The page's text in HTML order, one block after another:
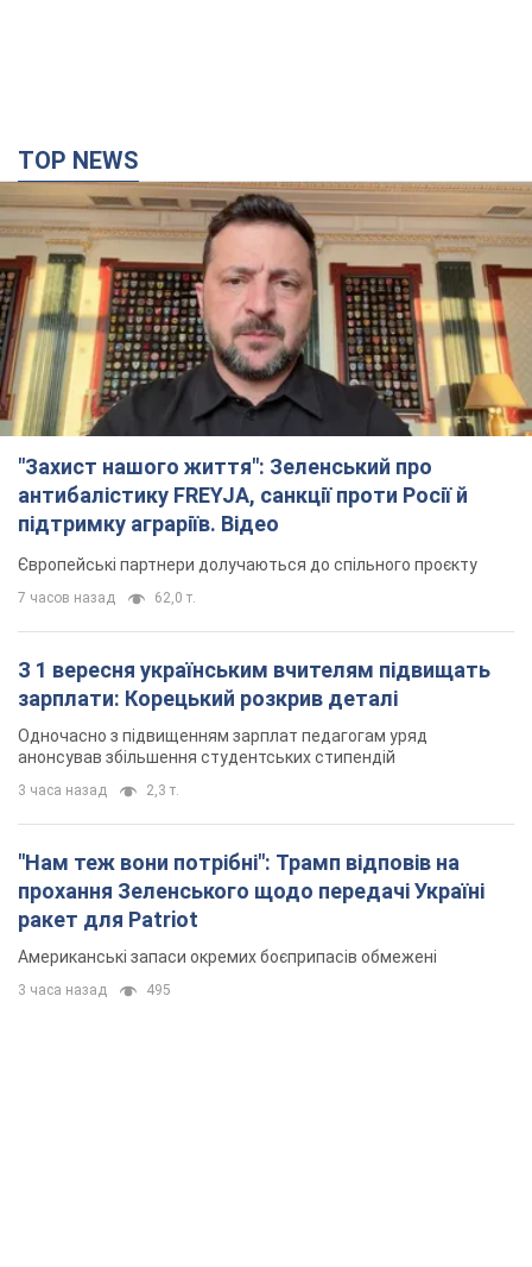
"Захист нашого життя": Зеленський про
антибалістику FREYJA, санкції проти Росії й
підтримку аграріїв. Відео
Європейські партнери долучаються до спільного проєкту
7 часов назад 62,0 т.
З 1 вересня українським вчителям підвищать
зарплати: Корецький розкрив деталі
Одночасно з підвищенням зарплат педагогам уряд
анонсував збільшення студентських стипендій
3 часа назад
"Нам теж вони потрібні": Трамп відповів на
прохання Зеленського щодо передачі Україні
ракет для Patriot
3 часа назад 495